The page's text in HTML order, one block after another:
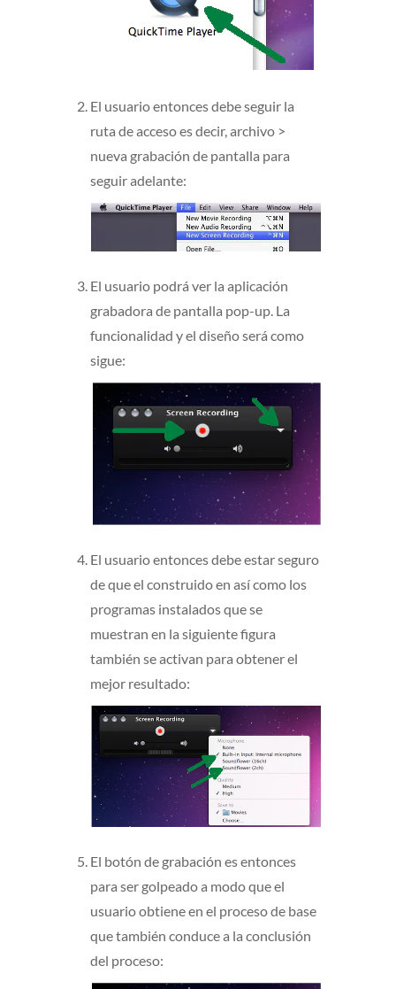
El usuario entonces debe seguir la
ruta de acceso es decir, archivo >
nueva grabación de pantalla para
seguir adelante:
El usuario podrá ver la aplicación
grabadora de pantalla pop-up. La
funcionalidad y el diseño será como
sigue:
El usuario entonces debe estar seguro
de que el construido en así como los
programas instalados que se
muestran en la siguiente figura
también se activan para obtener el
mejor resultado:
El botón de grabación es entonces
para ser golpeado a modo que el
usuario obtiene en el proceso de base
que también conduce a la conclusión
del proceso: